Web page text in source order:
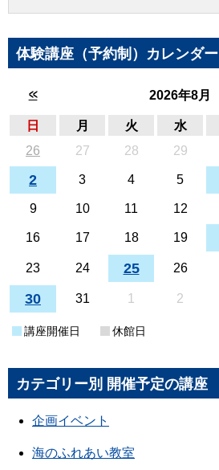
体験講座（予約制）カレンダー
<< 2026年8月
日 月 火 水
26
27 28 29
2 3 4 5
9 10 11 12
16 17 18 19
23 24 25 26
30 31 1 2
講座開催日 休館日
カテゴリー別 開催予定の講座
企画イベント
海のふれあい教室